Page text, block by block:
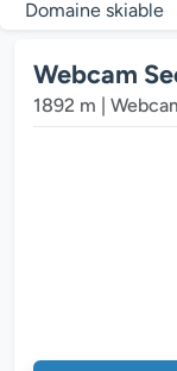
Domaine skiable
Webcam
1892 m |